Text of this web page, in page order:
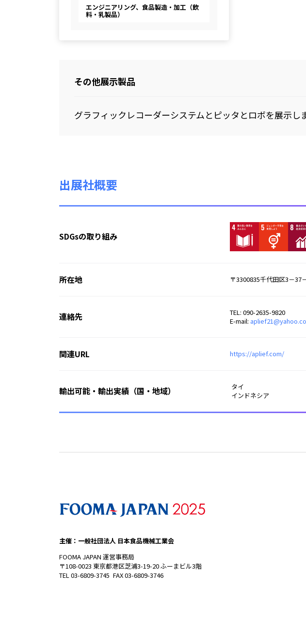
エンジニアリング、食品製造・加工（飲
料・乳製品）
その他展示製品
グラフィックレコーダーシステムとピッタとロボを展示し
出展社概要
SDGsの取り組み
所在地 〒3300835千代田区3－37
連絡先
TEL: 090-2635-9820
E-mail:
関連URL https://aplief.com/
輸出可能・輸出実績（国・地域）
タイ
インドネシア
主催：一般社団法人 日本食品機械工業会
FOOMA JAPAN 運営事務局
〒108-0023 東京都港区芝浦3-19-20 ふーまビル3階
TEL 03-6809-3745 FAX 03-6809-3746